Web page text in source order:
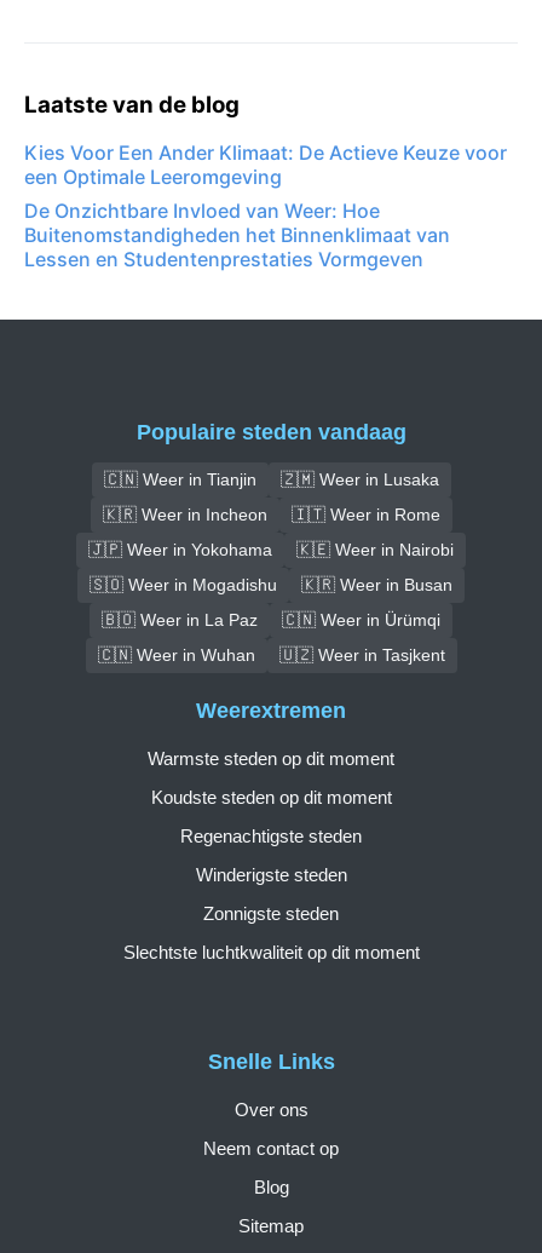
Laatste van de blog
Kies Voor Een Ander Klimaat: De Actieve Keuze voor
een Optimale Leeromgeving
De Onzichtbare Invloed van Weer: Hoe
Buitenomstandigheden het Binnenklimaat van
Lessen en Studentenprestaties Vormgeven
Populaire steden vandaag
🇨🇳 Weer in Tianjin
🇿🇲 Weer in Lusaka
🇰🇷 Weer in Incheon
🇮🇹 Weer in Rome
🇯🇵 Weer in Yokohama
🇰🇪 Weer in Nairobi
🇸🇴 Weer in Mogadishu
🇰🇷 Weer in Busan
🇧🇴 Weer in La Paz
🇨🇳 Weer in Ürümqi
🇨🇳 Weer in Wuhan
🇺🇿 Weer in Tasjkent
Snelle Links
Over ons
Neem contact op
Blog
Sitemap
Weerextremen
Warmste steden op dit moment
Koudste steden op dit moment
Regenachtigste steden
Winderigste steden
Zonnigste steden
Slechtste luchtkwaliteit op dit moment